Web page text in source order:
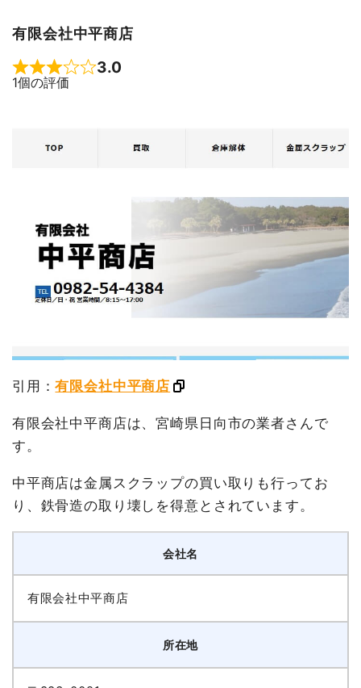
有限会社中平商店
Rated 3 out of 5
3.0
1個の評価
引用：有限会社中平商店
有限会社中平商店は、宮崎県日向市の業者さんで
す。
中平商店は金属スクラップの買い取りも行ってお
り、鉄骨造の取り壊しを得意とされています。
会社名
有限会社中平商店
所在地